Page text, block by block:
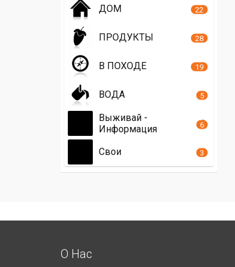
ДОМ 22
ПРОДУКТЫ 28
В ПОХОДЕ 19
ВОДА 5
Выживай -
Информация
6
Свои 3
О Нас